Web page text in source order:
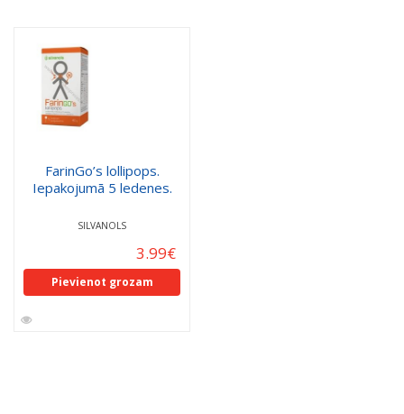
FarinGo’s lollipops.
Iepakojumā 5 ledenes.
SILVANOLS
3.99€
Pievienot grozam